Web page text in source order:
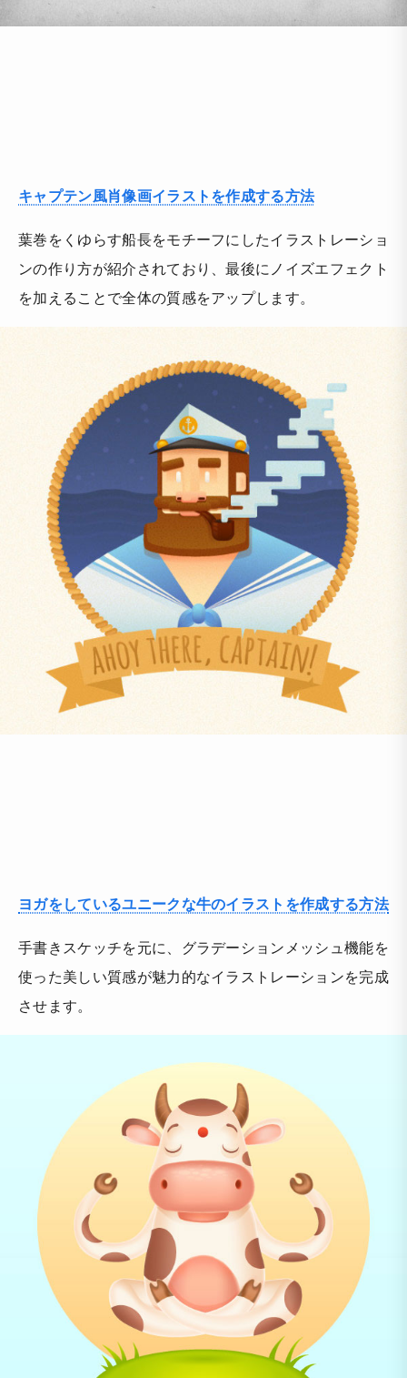
キャプテン風肖像画イラストを作成する方法
葉巻をくゆらす船長をモチーフにしたイラストレーショ
ンの作り方が紹介されており、最後にノイズエフェクト
を加えることで全体の質感をアップします。
ヨガをしているユニークな牛のイラストを作成する方法
手書きスケッチを元に、グラデーションメッシュ機能を
使った美しい質感が魅力的なイラストレーションを完成
させます。